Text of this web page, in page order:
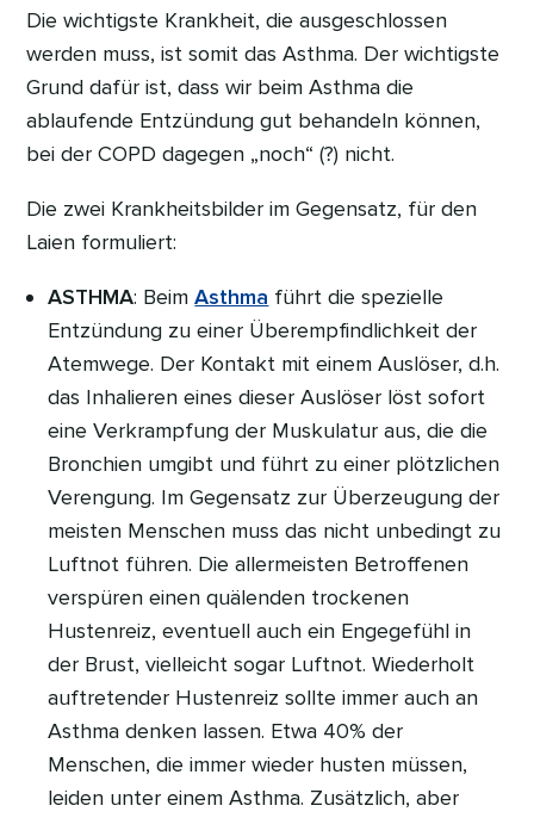
Die wichtigste Krankheit, die ausgeschlossen
werden muss, ist somit das Asthma. Der wichtigste
Grund dafür ist, dass wir beim Asthma die
ablaufende Entzündung gut behandeln können,
bei der COPD dagegen „noch“ (?) nicht.
Die zwei Krankheitsbilder im Gegensatz, für den
Laien formuliert:
ASTHMA: BeimAsthma führt die spezielle
Entzündung zu einer Überempfindlichkeit der
Atemwege. Der Kontakt mit einem Auslöser, d.h.
das Inhalieren eines dieser Auslöser löst sofort
eine Verkrampfung der Muskulatur aus, die die
Bronchien umgibt und führt zu einer plötzlichen
Verengung. Im Gegensatz zur Überzeugung der
meisten Menschen muss das nicht unbedingt zu
Luftnot führen. Die allermeisten Betroffenen
verspüren einen quälenden trockenen
Hustenreiz, eventuell auch ein Engegefühl in
der Brust, vielleicht sogar Luftnot. Wiederholt
auftretender Hustenreiz sollte immer auch an
Asthma denken lassen. Etwa 40% der
Menschen, die immer wieder husten müssen,
leiden unter einem Asthma. Zusätzlich, aber